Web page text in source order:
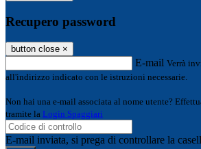
Recupero password
button close ×
E-mail Verrà
all'indirizzo indicato con le istruzioni necessarie.
Non hai una e-mail associata al nome utente?
tramite la Login Spaggiari
E-mail inviata, si prega di controllare la